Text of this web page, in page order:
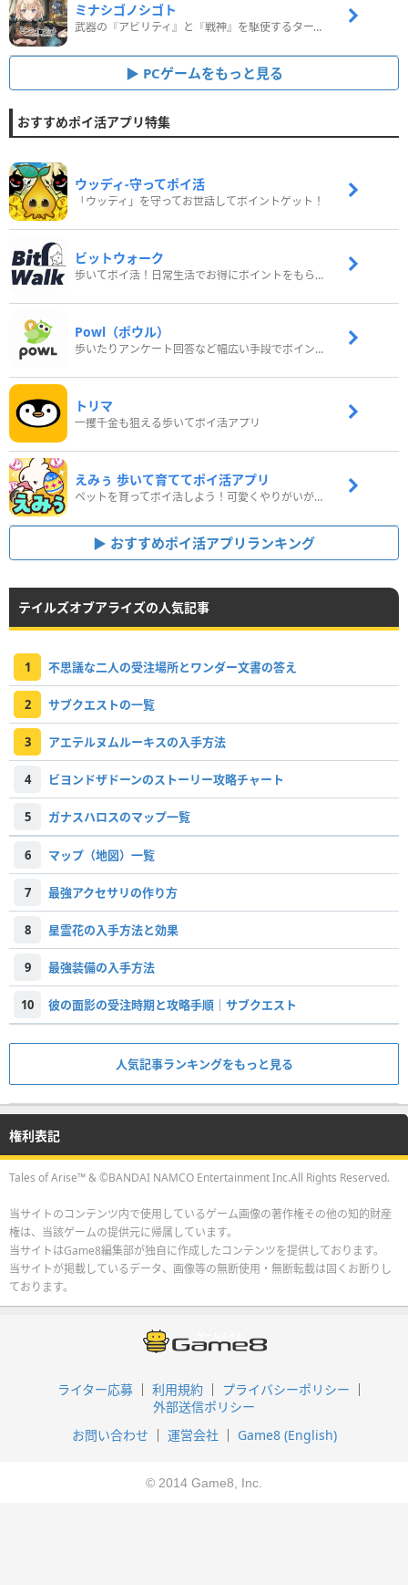
ミナシゴノシゴト
武器の『アビリティ』と『戦神』を駆使するターン制コマンドバトルRPG！
PCゲームをもっと見る
おすすめポイ活アプリ特集
ウッディ‐守ってポイ活
「ウッディ」を守ってお世話してポイントゲット！
ビットウォーク
歩いてポイ活！日常生活でお得にポイントをもらおう
Powl（ポウル）
歩いたりアンケート回答など幅広い手段でポイントをゲット
トリマ
一攫千金も狙える歩いてポイ活アプリ
えみぅ 歩いて育ててポイ活アプリ
ペットを育ってポイ活しよう！可愛くやりがいがある新感覚アプリ
おすすめポイ活アプリランキング
テイルズオブアライズの人気記事
1 不思議な二人の受注場所とワンダー文書の答え
2 サブクエストの一覧
3 アエテルヌムルーキスの入手方法
4 ビヨンドザドーンのストーリー攻略チャート
5 ガナスハロスのマップ一覧
6 マップ（地図）一覧
7 最強アクセサリの作り方
8 星霊花の入手方法と効果
9 最強装備の入手方法
10 彼の面影の受注時期と攻略手順｜サブクエスト
人気記事ランキングをもっと見る
権利表記
Tales of Arise™ & ©BANDAI NAMCO Entertainment Inc.All Rights Reserved.
当サイトのコンテンツ内で使用しているゲーム画像の著作権その他の知的財産
権は、当該ゲームの提供元に帰属しています。
当サイトはGame8編集部が独自に作成したコンテンツを提供しております。
当サイトが掲載しているデータ、画像等の無断使用・無断転載は固くお断りし
ております。
ライター応募 利用規約
プライバシーポリシー
外部送信ポリシー
お問い合わせ
運営会社 Game8 (English)
© 2014 Game8, Inc.